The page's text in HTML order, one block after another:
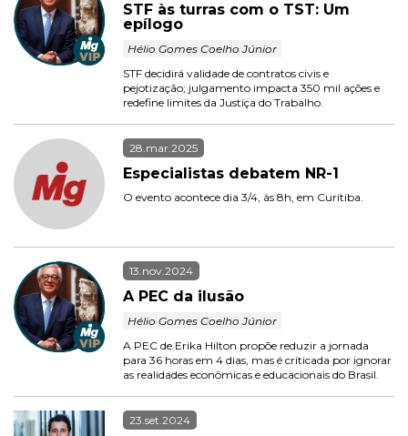
STF às turras com o TST: Um
epílogo
Hélio Gomes Coelho Júnior
STF decidirá validade de contratos civis e
pejotização; julgamento impacta 350 mil ações e
redefine limites da Justiça do Trabalho.
28.mar.2025
Especialistas debatem NR-1
O evento acontece dia 3/4, às 8h, em Curitiba.
13.nov.2024
A PEC da ilusão
Hélio Gomes Coelho Júnior
A PEC de Erika Hilton propõe reduzir a jornada
para 36 horas em 4 dias, mas é criticada por ignorar
as realidades econômicas e educacionais do Brasil.
23.set.2024